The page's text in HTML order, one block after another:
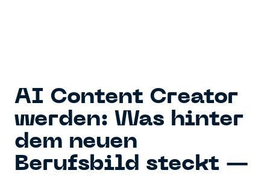
AI Content Creator
werden: Was hinter
dem neuen
Berufsbild steckt —